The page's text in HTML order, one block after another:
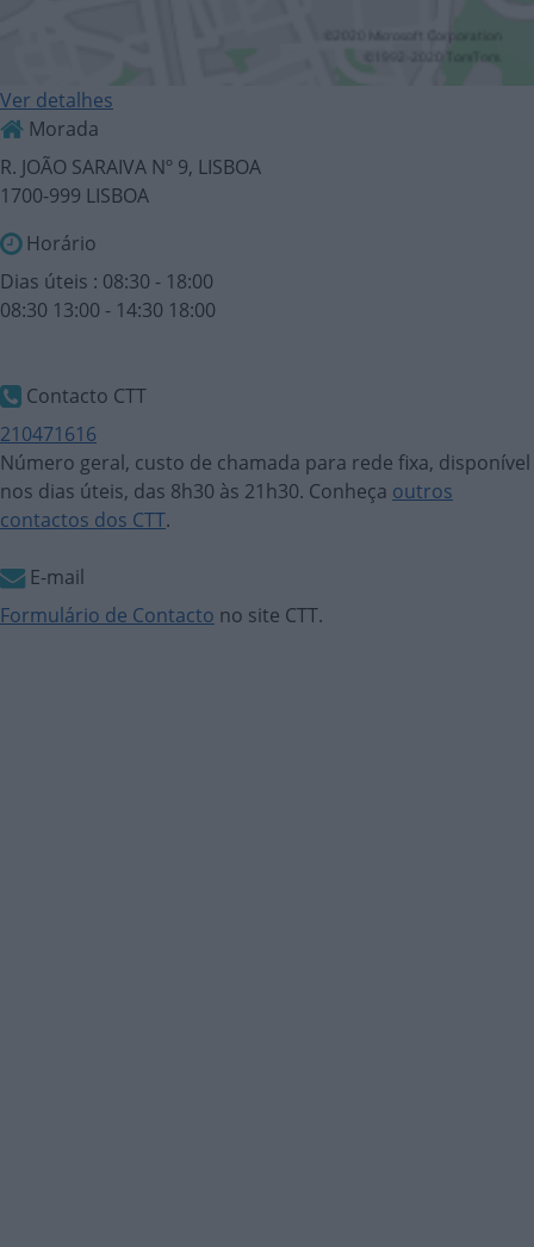
Ver detalhes
Morada
R. JOÃO SARAIVA Nº 9, LISBOA
1700-999 LISBOA
Horário
Dias úteis : 08:30 - 18:00
08:30 13:00 - 14:30 18:00
Contacto CTT
210471616
Número geral, custo de chamada para rede fixa, disponível
nos dias úteis, das 8h30 às 21h30. Conheça outros
contactos dos CTT.
E-mail
Formulário de Contacto no site CTT.